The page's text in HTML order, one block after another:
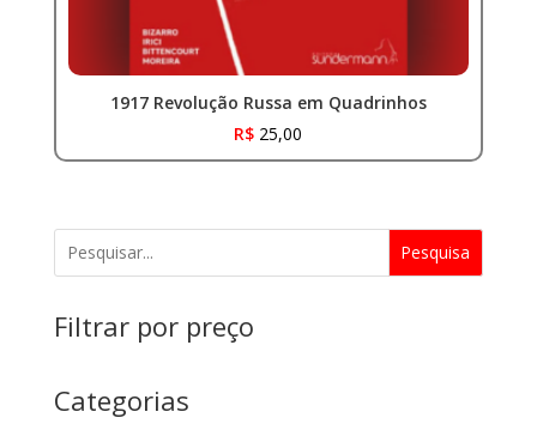
1917 Revolução Russa em Quadrinhos
R$ 25,00
Pesquisa
Filtrar por preço
Categorias